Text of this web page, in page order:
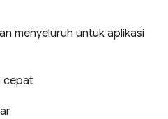
menyeluruh untuk aplikasi
cepat